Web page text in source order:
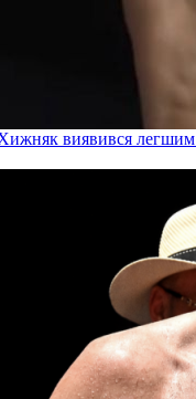
виявився легшим